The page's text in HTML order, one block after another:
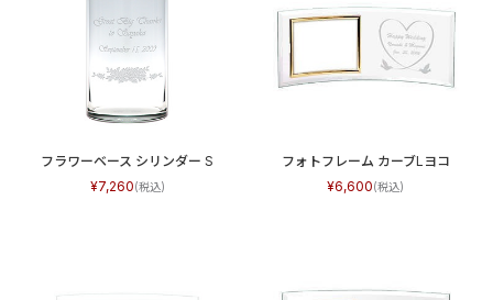
フラワーベース シリンダー S
7,260
フォトフレーム カーブLヨコ
6,600